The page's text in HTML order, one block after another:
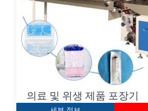
의료 및 위생 제품 포장기